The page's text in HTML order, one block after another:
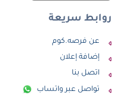
روابط سريعة
عن فرصه.كوم
إضافة إعلان
اتصل بنا
تواصل عبر واتساب